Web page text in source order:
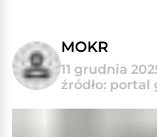
MOKR
11 grudnia
źródło: portal